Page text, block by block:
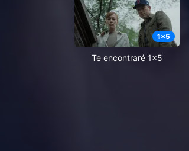
1x5
Te encontraré 1x5